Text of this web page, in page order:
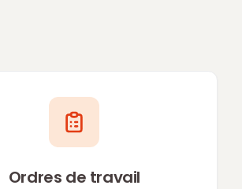
Ordres de travail